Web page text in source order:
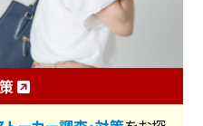
策